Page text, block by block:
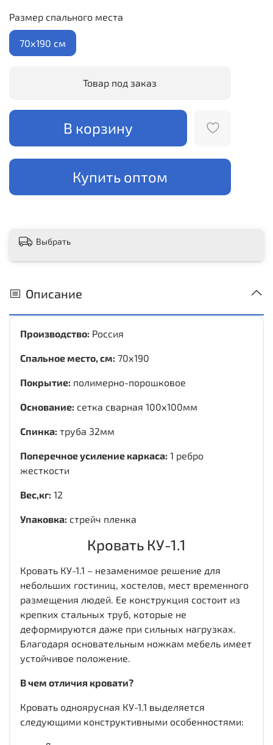
Товар под заказ
В корзину
Купить оптом
Размер спального места
70х190 см
Выбрать
Описание
Производство: Россия
Спальное место, см: 70х190
Покрытие: полимерно-порошковое
Основание: сетка сварная 100х100мм
Спинка: труба 32мм
Поперечное усиление каркаса: 1 ребро
жесткости
Вес,кг: 12
Упаковка: стрейч пленка
Кровать КУ-1.1
Кровать КУ-1.1 – незаменимое решение для
небольших гостиниц, хостелов, мест временного
размещения людей. Ее конструкция состоит из
крепких стальных труб, которые не
деформируются даже при сильных нагрузках.
Благодаря основательным ножкам мебель имеет
устойчивое положение.
В чем отличия кровати?
Кровать одноярусная КУ-1.1 выделяется
следующими конструктивными особенностями: